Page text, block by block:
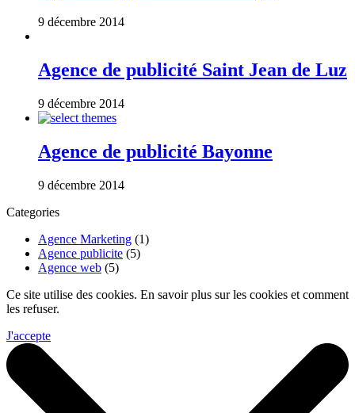
9 décembre 2014
Agence de publicité Saint Jean de Luz
9 décembre 2014
Agence de publicité Bayonne
9 décembre 2014
Categories
Agence Marketing (1)
Agence publicite (5)
Agence web (5)
Ce site utilise des cookies. En savoir plus sur les cookies et comment
les refuser.
J'accepte